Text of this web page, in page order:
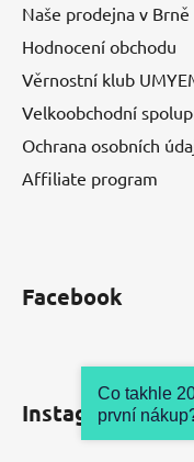
Naše prodejna v Brně
Hodnocení obchodu
Věrnostní klub
Velkoobchodní
Ochrana osobních
Affiliate program
Facebook
Instagram
Co takhle
první